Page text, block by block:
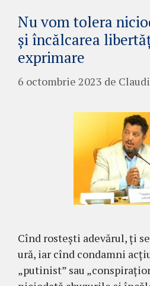
Nu vom tolera
și încălcarea
exprimare
6 octombrie 2023 de
Cînd rostești adevărul, ți
ură, iar cînd condamni
„putinist” sau